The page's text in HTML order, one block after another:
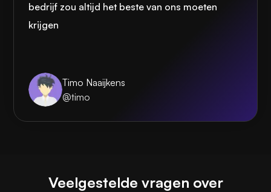
bedrijf zou altijd het beste van ons moeten
krijgen
Timo Naaijkens
@timo
Veelgestelde vragen over